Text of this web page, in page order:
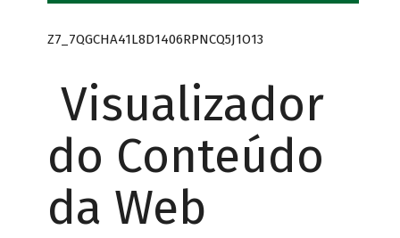
Z7_7QGCHA41L8D1406RPNCQ5J1O13
Visualizador
do Conteúdo
da Web